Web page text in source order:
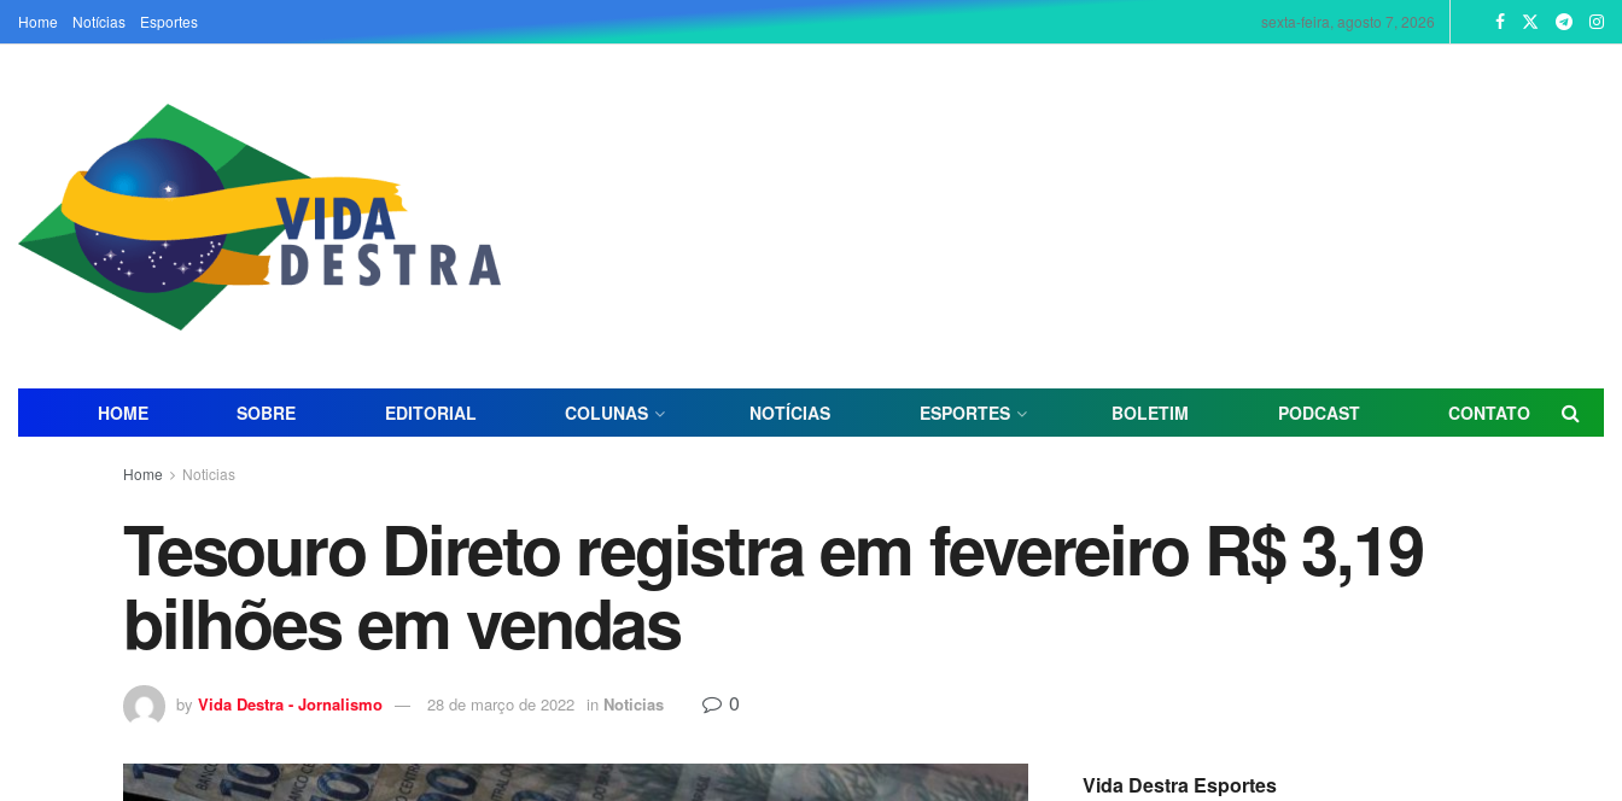
Home Notícias Esportes sexta-feira, agosto 7, 2026
HOME SOBRE EDITORIAL COLUNAS NOTÍCIAS ESPORTES BOLETIM PODCAST CONTATO
Home Noticias
Tesouro Direto registra em fevereiro R$ 3,19
bilhões em vendas
by Vida Destra - Jornalismo 28 de março de 2022 in Noticias 0
Vida Destra Esportes